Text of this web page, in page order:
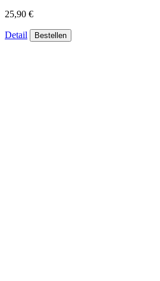
25,90 €
Detail Bestellen